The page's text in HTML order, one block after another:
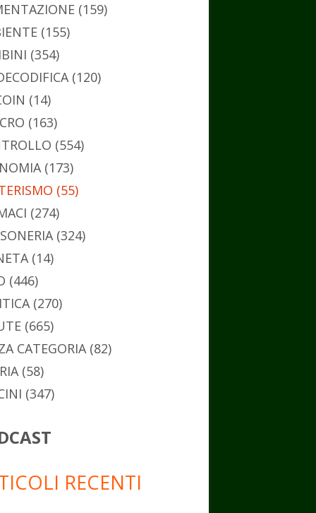
(159)
(155)
(354)
(120)
(14)
(163)
(554)
(173)
(55)
(274)
(324)
(14)
(446)
(270)
(665)
CATEGORIA(82)
(58)
(347)
RECENTI